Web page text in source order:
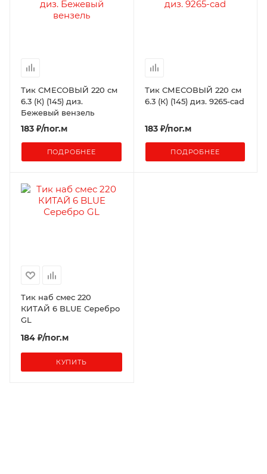
Тик СМЕСОВЫЙ 220 см
6.3 (К) (145) диз.
Бежевый вензель
183 ₽/пог.м
ПОДРОБНЕЕ
Тик СМЕСОВЫЙ 220 см
6.3 (К) (145) диз. 9265-cad
183₽/пог.м
ПОДРОБНЕЕ
Тик наб смес 220
КИТАЙ 6 BLUE Серебро
GL
184 ₽/пог.м
КУПИТЬ